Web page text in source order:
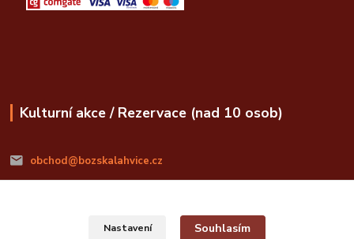
Kulturní akce / Rezervace (nad 10 osob)
obchod@bozskalahvice.cz
Nastavení Souhlasím